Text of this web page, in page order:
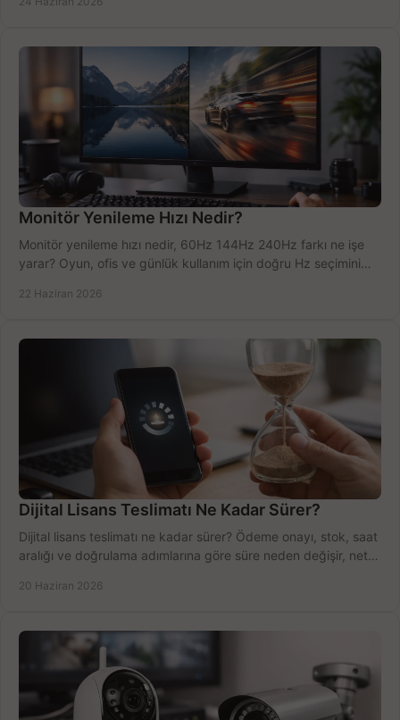
Monitör Yenileme Hızı Nedir?
Monitör yenileme hızı nedir, 60Hz 144Hz 240Hz farkı ne işe
yarar? Oyun, ofis ve günlük kullanım için doğru Hz seçimini
22 Haziran 2026
Dijital Lisans Teslimatı Ne Kadar Sürer?
Dijital lisans teslimatı ne kadar sürer? Ödeme onayı, stok, saat
aralığı ve doğrulama adımlarına göre süre neden değişir, net
20 Haziran 2026